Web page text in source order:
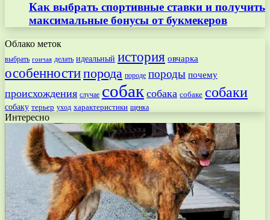
Как выбрать спортивные ставки и получить
максимальные бонусы от букмекеров
Облако меток
выбрать гончая делать идеальный история овчарка
особенностипорода породе породы почему
происхождения случае собак собака собаке собаки
собаку терьер уход характеристики щенка
Интересно